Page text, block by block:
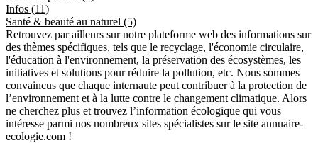
Infos (11)
Santé & beauté au naturel (5)
Retrouvez par ailleurs sur notre plateforme web des informations sur
des thèmes spécifiques, tels que le recyclage, l'économie circulaire,
l'éducation à l'environnement, la préservation des écosystèmes, les
initiatives et solutions pour réduire la pollution, etc. Nous sommes
convaincus que chaque internaute peut contribuer à la protection de
l’environnement et à la lutte contre le changement climatique. Alors
ne cherchez plus et trouvez l’information écologique qui vous
intéresse parmi nos nombreux sites spécialistes sur le site annuaire-
ecologie.com !